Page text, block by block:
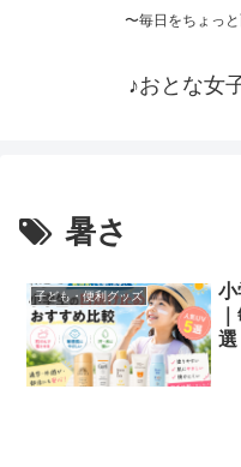
〜毎日をちょっ
♪おとな女
暑さ
子ども・便利グッズ
小
選